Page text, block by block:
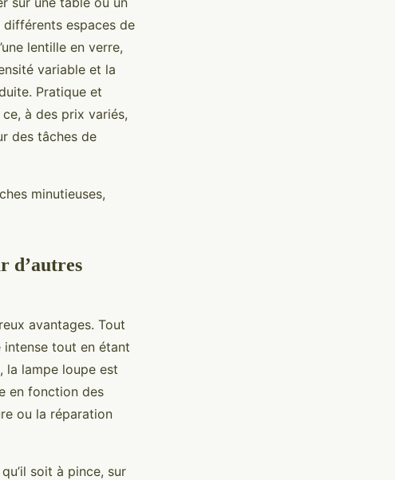
différents espaces de
lentille en verre,
variable et la
Pratique et
à des prix variés,
des tâches de
minutieuses,
d’autres
avantages. Tout
intense tout en étant
la lampe loupe est
en fonction des
ou la réparation
soit à pince, sur